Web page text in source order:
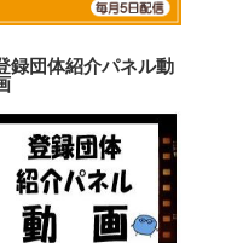
録団体紹介パネル動